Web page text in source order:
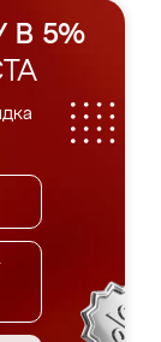
5%